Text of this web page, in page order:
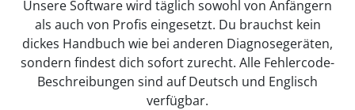
Unsere Software wird täglich sowohl von Anfängern
als auch von Profis eingesetzt. Du brauchst kein
dickes Handbuch wie bei anderen Diagnosegeräten,
sondern findest dich sofort zurecht. Alle Fehlercode-
Beschreibungen sind auf Deutsch und Englisch
verfügbar.